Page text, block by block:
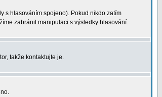
s hlasováním spojeno). Pokud nikdo zatím
zabránit manipulaci s výsledky hlasování.
takže kontaktujte je.